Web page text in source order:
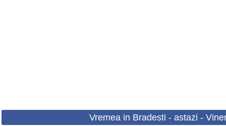
Vremea in Bradesti - astazi -